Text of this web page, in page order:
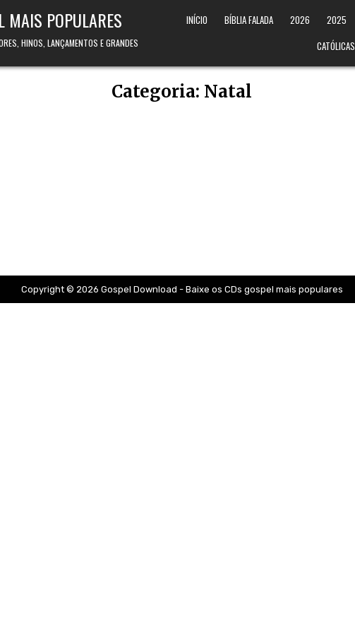
MAIS POPULARES
HINOS, LANÇAMENTOS E GRANDES
INÍCIO BÍBLIA FALADA 2026 2025
CATÓLICAS
Categoria: Natal
Copyright © 2026 Gospel Download - Baixe os CDs gospel mais populares